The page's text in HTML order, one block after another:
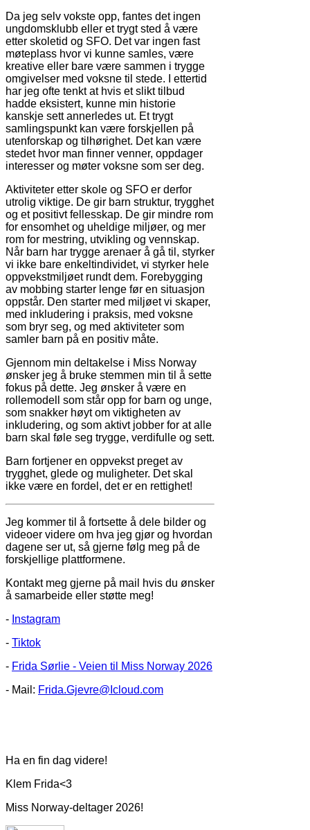
Da jeg selv vokste opp, fantes det ingen
ungdomsklubb eller et trygt sted å være
etter skoletid og SFO. Det var ingen fast
møteplass hvor vi kunne samles, være
kreative eller bare være sammen i trygge
omgivelser med voksne til stede. I ettertid
har jeg ofte tenkt at hvis et slikt tilbud
hadde eksistert, kunne min historie
kanskje sett annerledes ut. Et trygt
samlingspunkt kan være forskjellen på
utenforskap og tilhørighet. Det kan være
stedet hvor man finner venner, oppdager
interesser og møter voksne som ser deg.
Aktiviteter etter skole og SFO er derfor
utrolig viktige. De gir barn struktur, trygghet
og et positivt fellesskap. De gir mindre rom
for ensomhet og uheldige miljøer, og mer
rom for mestring, utvikling og vennskap.
Når barn har trygge arenaer å gå til, styrker
vi ikke bare enkeltindividet, vi styrker hele
oppvekstmiljøet rundt dem. Forebygging
av mobbing starter lenge før en situasjon
oppstår. Den starter med miljøet vi skaper,
med inkludering i praksis, med voksne
som bryr seg, og med aktiviteter som
samler barn på en positiv måte.
Gjennom min deltakelse i Miss Norway
ønsker jeg å bruke stemmen min til å sette
fokus på dette. Jeg ønsker å være en
rollemodell som står opp for barn og unge,
som snakker høyt om viktigheten av
inkludering, og som aktivt jobber for at alle
barn skal føle seg trygge, verdifulle og sett.
Barn fortjener en oppvekst preget av
trygghet, glede og muligheter. Det skal
ikke være en fordel, det er en rettighet!
Jeg kommer til å fortsette å dele bilder og
videoer videre om hva jeg gjør og hvordan
dagene ser ut, så gjerne følg meg på de
forskjellige plattformene.
Kontakt meg gjerne på mail hvis du ønsker
å samarbeide eller støtte meg!
- Instagram
- Tiktok
- Frida Sørlie - Veien til Miss Norway 2026
- Mail: Frida.Gjevre@Icloud.com
Ha en fin dag videre!
Klem Frida<3
Miss Norway-deltager 2026!